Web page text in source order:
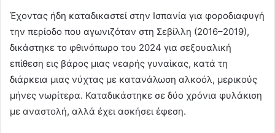
Έχοντας ήδη καταδικαστεί στην Ισπανία για φοροδιαφυγή
την περίοδο που αγωνιζόταν στη Σεβίλλη (2016–2019),
δικάστηκε το φθινόπωρο του 2024 για σεξουαλική
επίθεση εις βάρος μιας νεαρής γυναίκας, κατά τη
διάρκεια μιας νύχτας με κατανάλωση αλκοόλ, μερικούς
μήνες νωρίτερα. Καταδικάστηκε σε δύο χρόνια φυλάκιση
με αναστολή, αλλά έχει ασκήσει έφεση.